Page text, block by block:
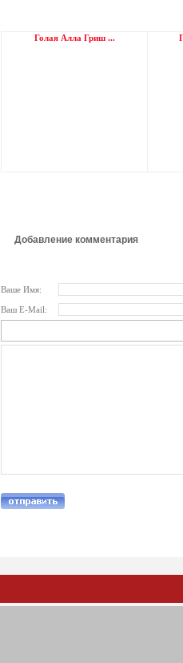
Голая Алла Гриш ...
Добавление комментария
Ваше Имя:
Ваш E-Mail: